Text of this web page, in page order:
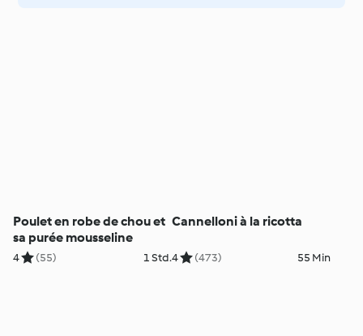
Poulet en robe de chou et
sa purée mousseline
4 (55) 1 Std.
Cannelloni à la ricotta
4 (473) 55 Min